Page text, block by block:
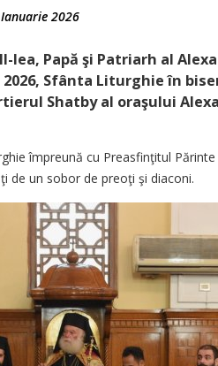
2026
lea, Papă şi Patriarh al
Sfânta Liturghie în
Shatby al oraşului
împreună cu Preasfinţitul
de un sobor de preoţi şi diaconi.